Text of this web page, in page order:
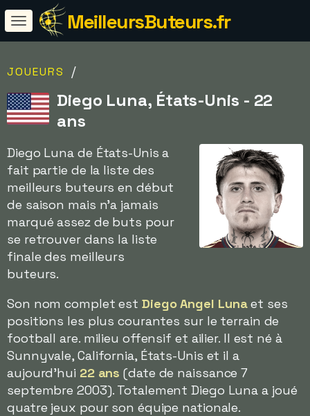
MeilleursButeurs.fr
JOUEURS /
Diego Luna, États-Unis - 22
ans
Diego Luna de États-Unis a
fait partie de la liste des
meilleurs buteurs en début
de saison mais n'a jamais
marqué assez de buts pour
se retrouver dans la liste
finale des meilleurs
buteurs.
Son nom complet est Diego Angel Lunaet ses
positions les plus courantes sur le terrain de
football are. milieu offensif et ailier. Il est né à
Sunnyvale, California, États-Unis et il a
aujourd'hui 22 ans (date de naissance 7
septembre 2003). Totalement Diego Luna a joué
quatre jeux pour son équipe nationale.